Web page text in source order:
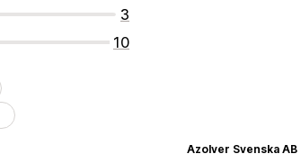
3
10
Azolver Svenska AB